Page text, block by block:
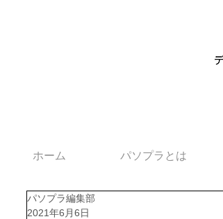
ホーム パソプラとは
パソプラ編集部
2021年6月6日